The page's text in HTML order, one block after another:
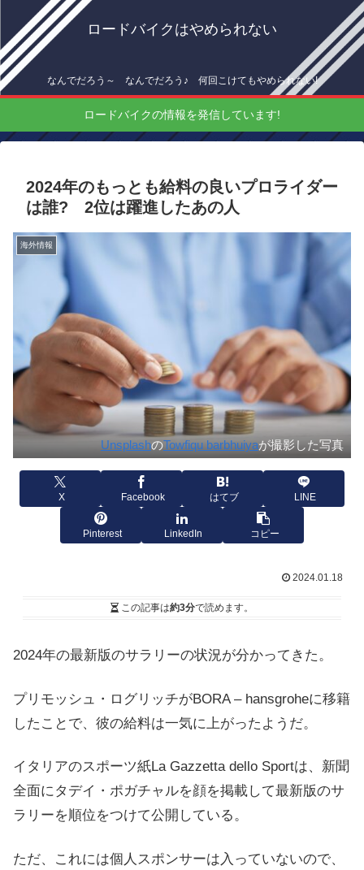
ロードバイクはやめられない
なんでだろう～ なんでだろう♪ 何回こけてもやめられない!
ロードバイクの情報を発信しています!
2024年のもっとも給料の良いプロライダー
は誰? 2位は躍進したあの人
海外情報
UnsplashのTowfiqu barbhuiyaが撮影した写真
X Facebook はてブ LINE
Pinterest LinkedIn コピー
2024.01.18
この記事は約3分で読めます。
2024年の最新版のサラリーの状況が分かってきた。
プリモッシュ・ログリッチがBORA – hansgroheに移籍
したことで、彼の給料は一気に上がったようだ。
イタリアのスポーツ紙La Gazzetta dello Sportは、新聞
全面にタデイ・ポガチャルを顔を掲載して最新版のサ
ラリーを順位をつけて公開している。
ただ、これには個人スポンサーは入っていないので、